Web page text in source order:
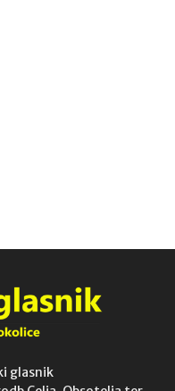
glasnik